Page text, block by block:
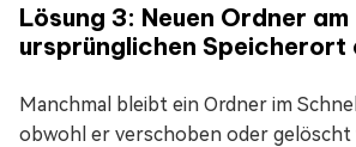
Lösung 3: Neuen Ordner am
ursprünglichen Speicherort
Manchmal bleibt ein Ordner im
obwohl er verschoben oder gelöscht